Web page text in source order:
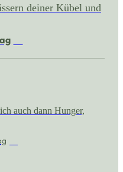
deiner Kübel und
auch dann Hunger,